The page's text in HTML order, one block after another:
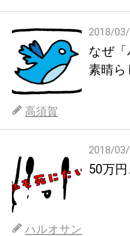
2018/
なぜ
素晴ら
高須賀
2018/
50万
ハルオサン